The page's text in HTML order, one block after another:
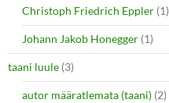
Christoph Friedrich Eppler (1)
Johann Jakob Honegger (1)
taani luule (3)
autor määratlemata (taani) (2)